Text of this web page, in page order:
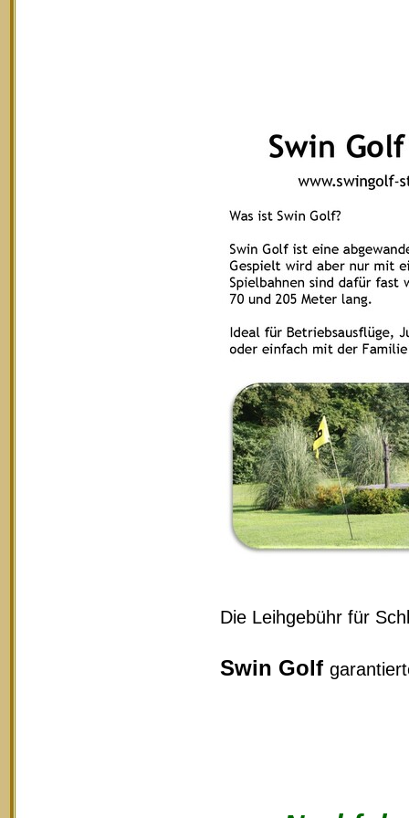
Die Leihgebühr für
Swin Golf